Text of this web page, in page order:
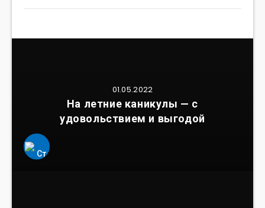
01.05.2022
На летние каникулы — с
удовольствием и выгодой